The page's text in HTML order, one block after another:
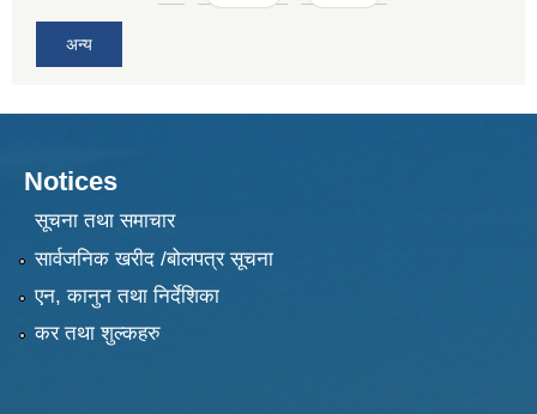
अन्य
Notices
सूचना तथा समाचार
सार्वजनिक खरीद /बोलपत्र सूचना
एन, कानुन तथा निर्देशिका
कर तथा शुल्कहरु